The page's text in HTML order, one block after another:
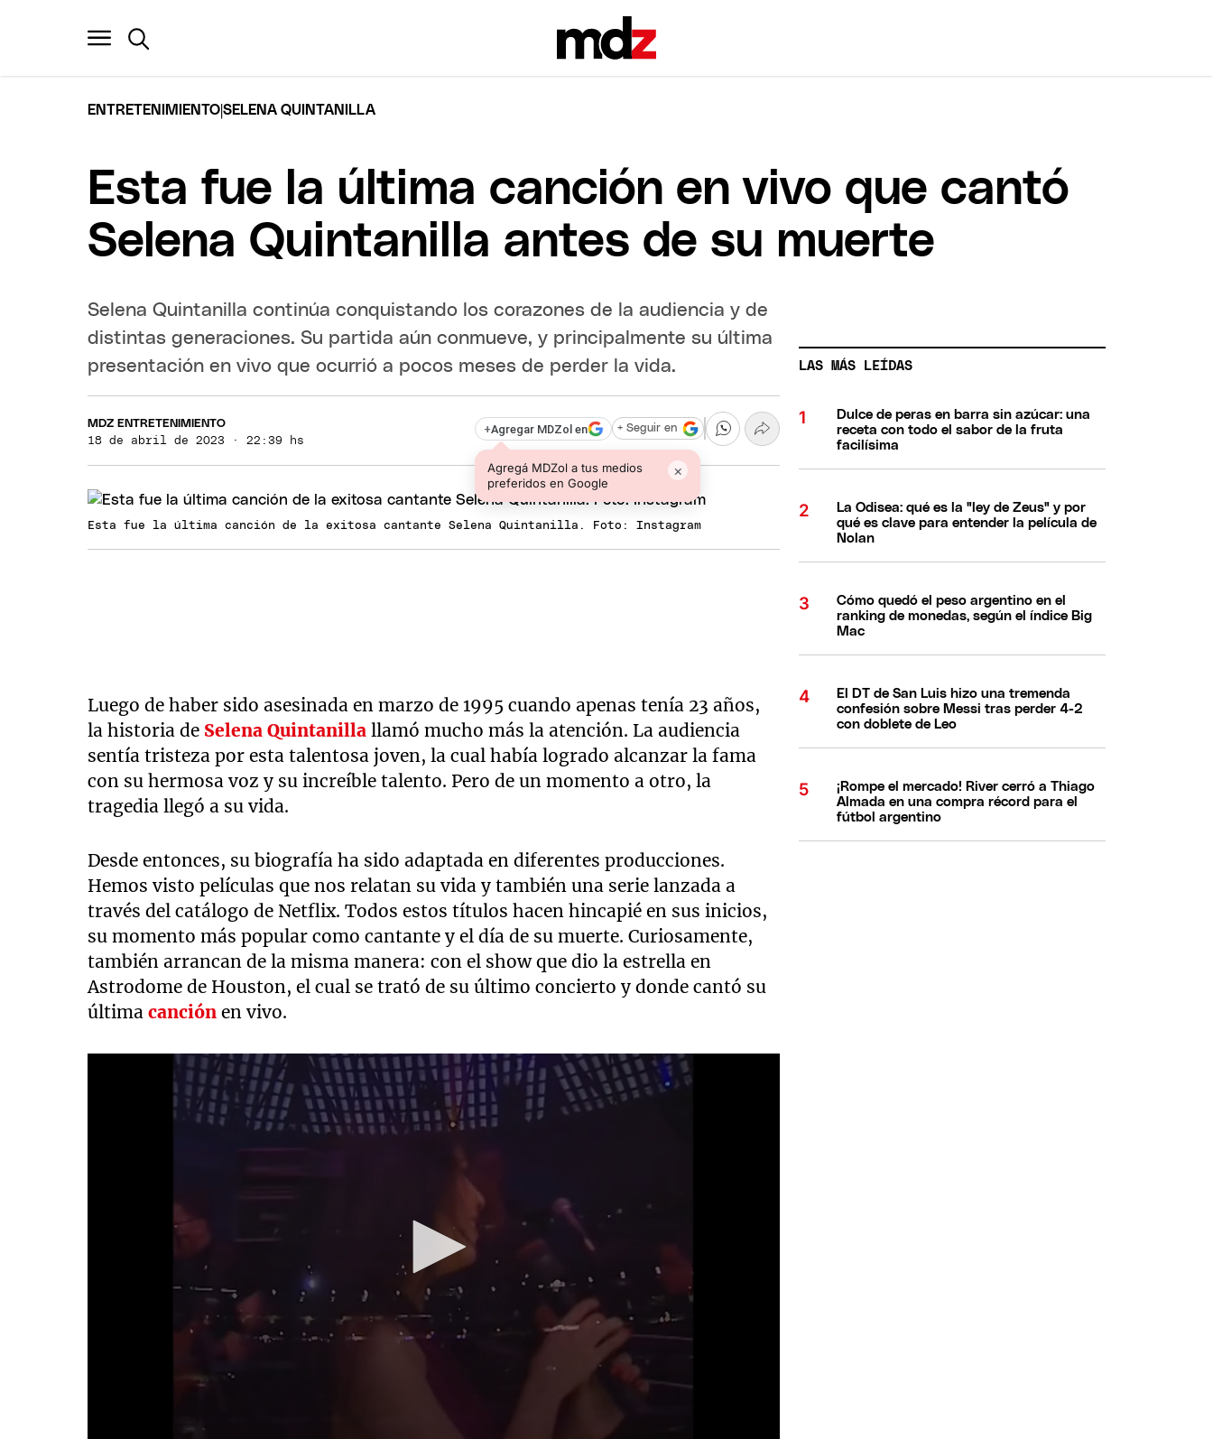
ENTRETENIMIENTO|SELENA QUINTANILLA
Esta fue la última canción en vivo que cantó
Selena Quintanilla antes de su muerte
Selena Quintanilla continúa conquistando los corazones de la audiencia y de
distintas generaciones. Su partida aún conmueve, y principalmente su última
presentación en vivo que ocurrió a pocos meses de perder la vida.
MDZ ENTRETENIMIENTO
18 de abril de 2023 · 22:39 hs
+Agregar MDZol en
Agregá MDZol a tus medios
preferidos en Google
×
+ Seguir en
Esta fue la última canción de la exitosa cantante Selena Quintanilla. Foto: Instagram
Luego de haber sido asesinada en marzo de 1995 cuando apenas tenía 23 años,
la historia de Selena Quintanilla llamó mucho más la atención. La audiencia
sentía tristeza por esta talentosa joven, la cual había logrado alcanzar la fama
con su hermosa voz y su increíble talento. Pero de un momento a otro, la
tragedia llegó a su vida.
Desde entonces, su biografía ha sido adaptada en diferentes producciones.
Hemos visto películas que nos relatan su vida y también una serie lanzada a
través del catálogo de Netflix. Todos estos títulos hacen hincapié en sus inicios,
su momento más popular como cantante y el día de su muerte. Curiosamente,
también arrancan de la misma manera: con el show que dio la estrella en
Astrodome de Houston, el cual se trató de su último concierto y donde cantó su
última canción en vivo.
LAS MÁS LEÍDAS
Dulce de peras en barra sin azúcar: una
receta con todo el sabor de la fruta
facilísima
La Odisea: qué es la "ley de Zeus" y por
qué es clave para entender la película de
Nolan
Cómo quedó el peso argentino en el
ranking de monedas, según el índice Big
Mac
El DT de San Luis hizo una tremenda
confesión sobre Messi tras perder 4-2
con doblete de Leo
¡Rompe el mercado! River cerró a Thiago
Almada en una compra récord para el
fútbol argentino